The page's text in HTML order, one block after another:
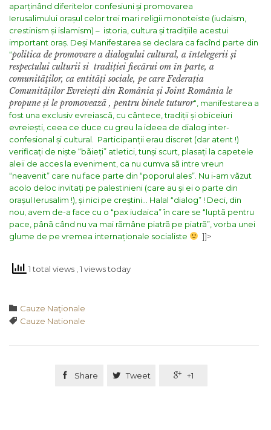
aparținând diferitelor confesiuni și promovarea
Ierusalimului orașul celor trei mari religii monoteiste (iudaism,
crestinism și islamism) – istoria, cultura și tradițiile acestui
important oraș. Deși Manifestarea se declara ca facînd parte din
“politica de promovare a dialogului cultural, a întelegerii și
respectului culturii si tradiției fiecãrui om în parte, a
comunitãților, ca entitãți sociale, pe care Federația
Comunitãților Evreiești din România și Joint România le
propune și le promoveazã , pentru binele tuturor“, manifestarea a
fost una exclusiv evreiascã, cu cântece, tradiții și obiceiuri
evreiești, ceea ce duce cu greu la ideea de dialog inter-
confesional și cultural.
Participanții erau discret (dar atent !)
verificați de niște “bãieți” atletici, tunși scurt, plasați la capetele
aleii de acces la eveniment, ca nu cumva sã intre vreun
“neavenit” care nu face parte din “poporul ales”. Nu i-am vãzut
acolo deloc invitați pe palestinieni (care au și ei o parte din
orașul Ierusalim !), și nici pe creștini… Halal “dialog” ! Deci, din
nou, avem de-a face cu o “pax iudaica” în care se “luptã pentru
pace, pânã când nu va mai rãmâne piatrã pe piatrã”, vorba unei
glume de pe vremea internaționale socialiste
]]>
1 total views , 1 views today
 Category
Cauze Naţionale
 Tags
Cauze Nationale
 Share  Tweet  +1